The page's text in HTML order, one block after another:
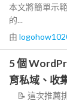
本文將簡單示
的...
由
5 個
育私域、收
📝 這次推薦